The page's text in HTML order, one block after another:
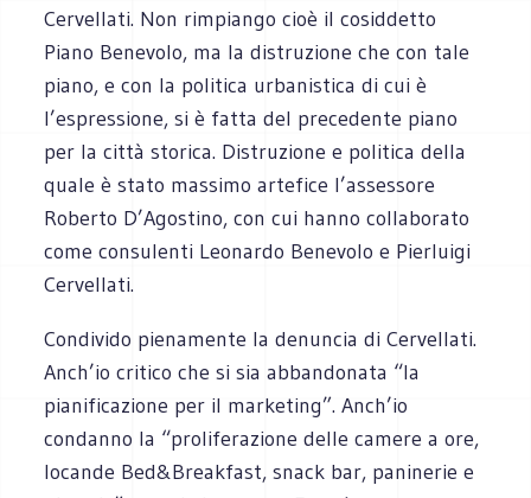
Cervellati. Non rimpiango cioè il cosiddetto
Piano Benevolo, ma la distruzione che con tale
piano, e con la politica urbanistica di cui è
l’espressione, si è fatta del precedente piano
per la città storica. Distruzione e politica della
quale è stato massimo artefice l’assessore
Roberto D’Agostino, con cui hanno collaborato
come consulenti Leonardo Benevolo e Pierluigi
Cervellati.
Condivido pienamente la denuncia di Cervellati.
Anch’io critico che si sia abbandonata “la
pianificazione per il marketing”. Anch’io
condanno la “proliferazione delle camere a ore,
locande Bed&Breakfast, snack bar, paninerie e